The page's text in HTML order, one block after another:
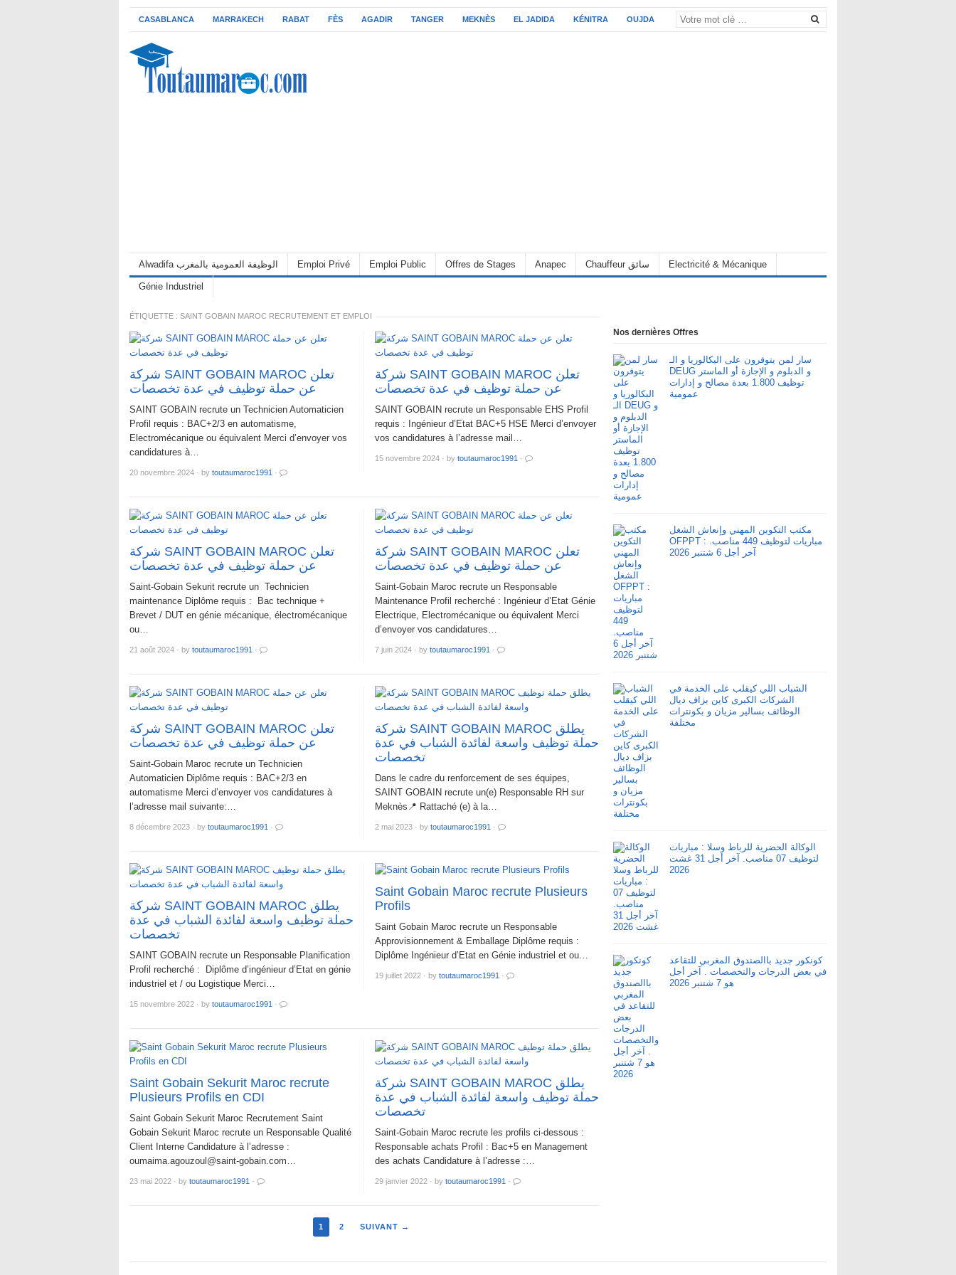
CASABLANCA MARRAKECH RABAT FÈS AGADIR TANGER MEKNÈS EL JADIDA KÉNITRA OUJDA
Alwadifa الوظيفة العمومية بالمغرب Emploi Privé Emploi Public Offres de Stages Anapec Chauffeur سائق Electricité & Mécanique
Génie Industriel
ÉTIQUETTE : SAINT GOBAIN MAROC RECRUTEMENT ET EMPLOI
شركة SAINT GOBAIN MAROC تعلن
عن حملة توظيف في عدة تخصصات
SAINT GOBAIN recrute un Technicien Automaticien
Profil requis : BAC+2/3 en automatisme,
Electromécanique ou équivalent Merci d’envoyer vos
candidatures à…
20 novembre 2024 · by toutaumaroc1991 ·
شركة SAINT GOBAIN MAROC تعلن
عن حملة توظيف في عدة تخصصات
SAINT GOBAIN recrute un Responsable EHS Profil
requis : Ingénieur d’Etat BAC+5 HSE Merci d’envoyer
vos candidatures à l’adresse mail…
15 novembre 2024 · by toutaumaroc1991 ·
شركة SAINT GOBAIN MAROC تعلن
عن حملة توظيف في عدة تخصصات
Saint-Gobain Sekurit recrute un Technicien
maintenance Diplôme requis : Bac technique +
Brevet / DUT en génie mécanique, électromécanique
ou…
21 août 2024 · by toutaumaroc1991 ·
شركة SAINT GOBAIN MAROC تعلن
عن حملة توظيف في عدة تخصصات
Saint-Gobain Maroc recrute un Responsable
Maintenance Profil recherché : Ingénieur d’Etat Génie
Electrique, Electromécanique ou équivalent Merci
d’envoyer vos candidatures…
7 juin 2024 · by toutaumaroc1991 ·
شركة SAINT GOBAIN MAROC تعلن
عن حملة توظيف في عدة تخصصات
Saint-Gobain Maroc recrute un Technicien
Automaticien Diplôme requis : BAC+2/3 en
automatisme Merci d’envoyer vos candidatures à
l’adresse mail suivante:…
8 décembre 2023 · by toutaumaroc1991 ·
شركة SAINT GOBAIN MAROC يطلق
حملة توظيف واسعة لفائدة الشباب في عدة
تخصصات
Dans le cadre du renforcement de ses équipes,
SAINT GOBAIN recrute un(e) Responsable RH sur
Meknès📍 Rattaché (e) à la…
2 mai 2023 · by toutaumaroc1991 ·
شركة SAINT GOBAIN MAROC يطلق
حملة توظيف واسعة لفائدة الشباب في عدة
تخصصات
SAINT GOBAIN recrute un Responsable Planification
Profil recherché : Diplôme d’ingénieur d’Etat en génie
industriel et / ou Logistique Merci…
15 novembre 2022 · by toutaumaroc1991 ·
Saint Gobain Maroc recrute Plusieurs
Profils
Saint Gobain Maroc recrute un Responsable
Approvisionnement & Emballage Diplôme requis :
Diplôme Ingénieur d’Etat en Génie industriel et ou…
19 juillet 2022 · by toutaumaroc1991 ·
Saint Gobain Sekurit Maroc recrute
Plusieurs Profils en CDI
Saint Gobain Sekurit Maroc Recrutement Saint
Gobain Sekurit Maroc recrute un Responsable Qualité
Client Interne Candidature à l’adresse :
oumaima.agouzoul@saint-gobain.com…
23 mai 2022 · by toutaumaroc1991 ·
شركة SAINT GOBAIN MAROC يطلق
حملة توظيف واسعة لفائدة الشباب في عدة
تخصصات
Saint-Gobain Maroc recrute les profils ci-dessous :
Responsable achats Profil : Bac+5 en Management
des achats Candidature à l’adresse :…
29 janvier 2022 · by toutaumaroc1991 ·
1 2 SUIVANT →
Nos dernières Offres
سار لمن يتوفرون على البكالوريا و الـ
DEUG و الدبلوم و الإجازة أو الماستر
توظيف 1.800 بعدة مصالح و إدارات
عمومية
مكتب التكوين المهني وإنعاش الشغل
OFPPT : مباريات لتوظيف 449 مناصب.
آخر أجل 6 شتنبر 2026
الشباب اللي كيقلب على الخدمة في
الشركات الكبرى كاين بزاف ديال
الوظائف بسالير مزيان و بكونترات
مختلفة
الوكالة الحضرية للرباط وسلا : مباريات
لتوظيف 07 مناصب. آخر أجل 31 غشت
2026
كونكور جديد باالصندوق المغربي للتقاعد
في بعض الدرجات والتخصصات . آخر أجل
هو 7 شتنبر 2026